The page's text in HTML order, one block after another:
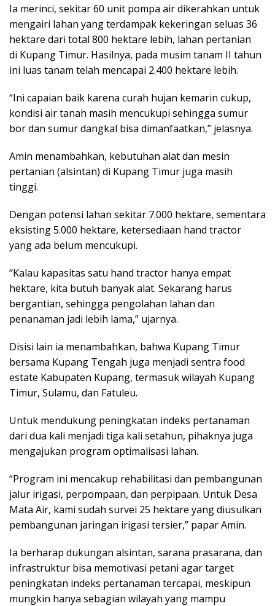
Ia merinci, sekitar 60 unit pompa air dikerahkan untuk
mengairi lahan yang terdampak kekeringan seluas 36
hektare dari total 800 hektare lebih, lahan pertanian
di Kupang Timur. Hasilnya, pada musim tanam II tahun
ini luas tanam telah mencapai 2.400 hektare lebih.
“Ini capaian baik karena curah hujan kemarin cukup,
kondisi air tanah masih mencukupi sehingga sumur
bor dan sumur dangkal bisa dimanfaatkan,” jelasnya.
Amin menambahkan, kebutuhan alat dan mesin
pertanian (alsintan) di Kupang Timur juga masih
tinggi.
Dengan potensi lahan sekitar 7.000 hektare, sementara
eksisting 5.000 hektare, ketersediaan hand tractor
yang ada belum mencukupi.
“Kalau kapasitas satu hand tractor hanya empat
hektare, kita butuh banyak alat. Sekarang harus
bergantian, sehingga pengolahan lahan dan
penanaman jadi lebih lama,” ujarnya.
Disisi lain ia menambahkan, bahwa Kupang Timur
bersama Kupang Tengah juga menjadi sentra food
estate Kabupaten Kupang, termasuk wilayah Kupang
Timur, Sulamu, dan Fatuleu.
Untuk mendukung peningkatan indeks pertanaman
dari dua kali menjadi tiga kali setahun, pihaknya juga
mengajukan program optimalisasi lahan.
“Program ini mencakup rehabilitasi dan pembangunan
jalur irigasi, perpompaan, dan perpipaan. Untuk Desa
Mata Air, kami sudah survei 25 hektare yang diusulkan
pembangunan jaringan irigasi tersier,” papar Amin.
Ia berharap dukungan alsintan, sarana prasarana, dan
infrastruktur bisa memotivasi petani agar target
peningkatan indeks pertanaman tercapai, meskipun
mungkin hanya sebagian wilayah yang mampu